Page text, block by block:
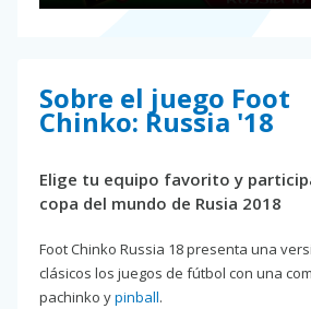
Sobre el juego Foot
Chinko: Russia '18
Elige tu equipo favorito y
copa del mundo de Rusia 2018
Foot Chinko Russia 18 presenta una
clásicos los juegos de fútbol con una
pachinko ypinball.